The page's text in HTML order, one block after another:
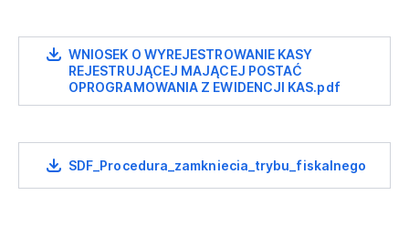
WNIOSEK O WYREJESTROWANIE KASY
REJESTRUJĄCEJ MAJĄCEJ POSTAĆ
OPROGRAMOWANIA Z EWIDENCJI KAS.pdf
SDF_Procedura_zamkniecia_trybu_fiskalnego